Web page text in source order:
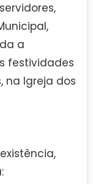
a
festividades
na Igreja dos